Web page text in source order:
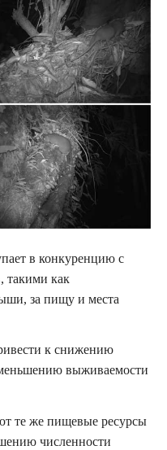
в конкуренцию с
такими как
за пищу и места
к снижению
выживаемости
те же пищевые ресурсы
численности